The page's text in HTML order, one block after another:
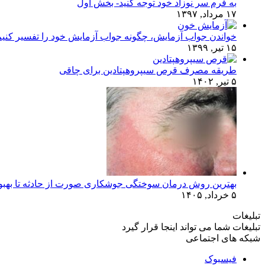
به فرم سر نوزاد خود توجه کنید- بخش اول
۱۷ مرداد, ۱۳۹۷
خواندن جواب آزمایش، چگونه جواب آزمایش خود را تفسیر
۱۵ تیر, ۱۳۹۹
طریقه مصرف قرص سیپروهپتادین برای چاقی
۵ تیر, ۱۴۰۲
بهترین روش درمان سوختگی جوشکاری صورت از حادثه تا
۵ خرداد, ۱۴۰۵
تبلیغات
تبلیغات شما می تواند اینجا قرار گیرد
شبکه های اجتماعی
فیسبوک